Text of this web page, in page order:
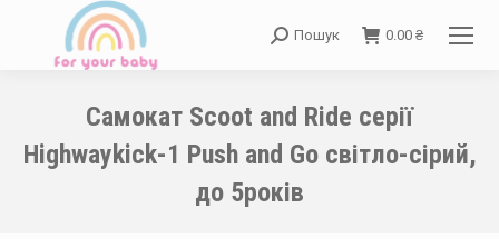
Search:
Пошук 0.00 ₴
Самокат Scoot and Ride серії
Highwaykick-1 Push and Go світло-сірий,
до 5років